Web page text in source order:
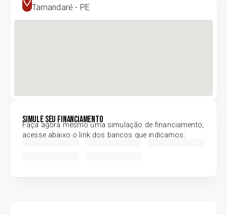
Tamandaré - PE
Simule seu financiamento
Faça agora mesmo uma simulação de financiamento,
acesse abaixo o link dos bancos que indicamos: